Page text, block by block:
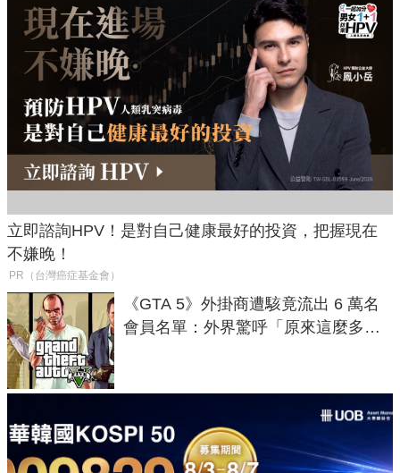
立即諮詢HPV！是對自己健康最好的投資，把握現在
不嫌晚！
PR（台灣癌症基金會）
《GTA 5》外掛商遭駭竟流出 6 萬名
會員名單：外界驚呼「原來這麼多人